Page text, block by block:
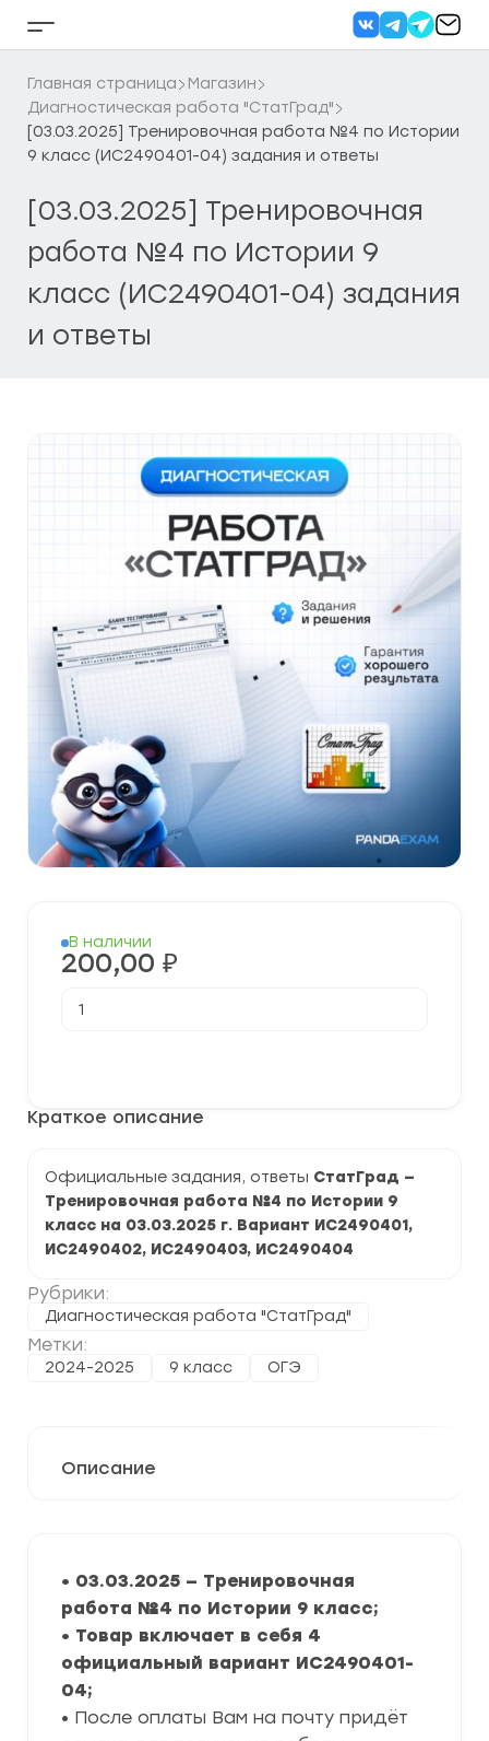
Кнопка
бокового
меню
Главная страница
Магазин
Диагностическая работа "СтатГрад"
[03.03.2025] Тренировочная работа №4 по Истории
9 класс (ИС2490401-04) задания и ответы
[03.03.2025] Тренировочная
работа №4 по Истории 9
класс (ИС2490401-04) задания
и ответы
Краткое описание
Официальные задания, ответы СтатГрад —
Тренировочная работа №4 по Истории 9
класс на 03.03.2025 г. Вариант ИС2490401,
ИС2490402, ИС2490403, ИС2490404
Рубрики:
Диагностическая работа "СтатГрад"
Метки:
2024-2025 9 класс ОГЭ
В наличии
200,00 ₽
товара
Истории
(ИС2490401-
04)
задания
и
ответы
Описание
• 03.03.2025 — Тренировочная
работа №4 по Истории 9 класс;
• Товар включает в себя 4
официальный вариант ИС2490401-
04;
• После оплаты Вам на почту придёт